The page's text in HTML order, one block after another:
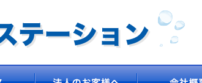
サービス 法人のお客様へ